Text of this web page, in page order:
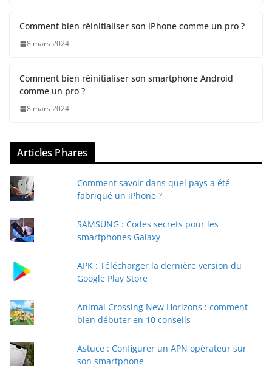
Comment bien réinitialiser son iPhone comme un pro ?
8 mars 2024
Comment bien réinitialiser son smartphone Android
comme un pro ?
8 mars 2024
Articles Phares
Comment savoir dans quel pays a été
fabriqué un iPhone ?
SAMSUNG : Codes secrets pour les
smartphones Galaxy
APK : Télécharger la dernière version du
Google Play Store
Animal Crossing New Horizons : comment
bien débuter en 10 conseils
Astuce : Configurer un APN opérateur sur
son smartphone